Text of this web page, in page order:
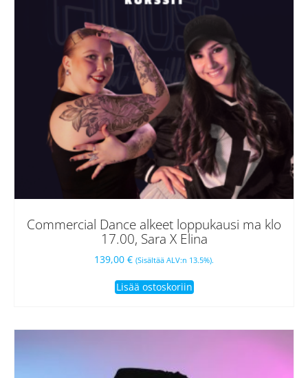
Commercial Dance alkeet loppukausi ma klo
17.00, Sara X Elina
139,00 € (Sisältää ALV:n 13.5%).
Lisää ostoskoriin